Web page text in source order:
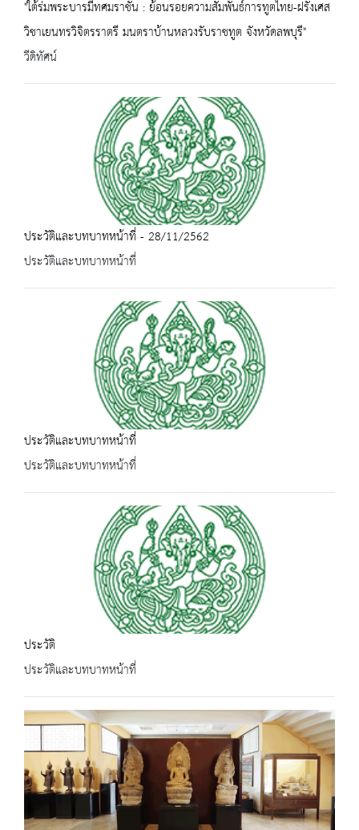
"ใต้ร่มพระบารมีทศมราชัน : ย้อนรอยความสัมพันธ์การทูตไทย-ฝรั่งเศส
วิชาเยนทรวิจิตรราตรี มนตราบ้านหลวงรับราชทูต จังหวัดลพบุรี"
วีดิทัศน์
ประวัติและบทบาทหน้าที่ - 28/11/2562
ประวัติและบทบาทหน้าที่
ประวัติและบทบาทหน้าที่
ประวัติและบทบาทหน้าที่
ประวัติ
ประวัติและบทบาทหน้าที่